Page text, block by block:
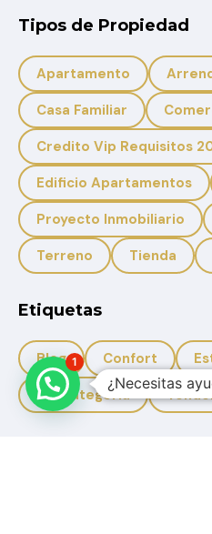
Tipos de Propiedad
Apartamento
Casa Familiar
Credito Vip Requisitos
Edificio Apartamentos
Proyecto Inmobiliario
Terreno
Tienda
Etiquetas
Blog Confort
Sin Categoria
¿Necesitas
1